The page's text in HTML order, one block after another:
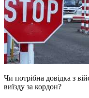
Чи потрібна довідка з
виїзду за кордон?